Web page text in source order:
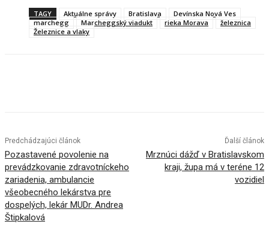
TAGY Aktuálne správy Bratislava
Devínska Nová Ves
marchegg
Marcheggský viadukt rieka Morava
železnica
Železnice a vlaky
Predchádzajúci článok
Pozastavené povolenie na
prevádzkovanie zdravotníckeho
zariadenia, ambulancie
všeobecného lekárstva pre
dospelých, lekár MUDr. Andrea
Štipkalová
Ďalší článok
Mrznúci dážď v Bratislavskom
kraji, župa má v teréne 12
vozidiel